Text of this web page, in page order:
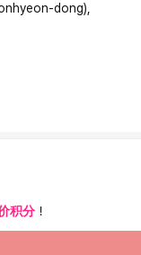
dong),
积分 ！